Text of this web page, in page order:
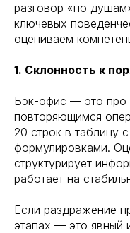
разговор «по
ключевых
оцениваем
1. Склонность к
Бэк-офис — это про
повторяющимся
20 строк в таблицу
формулировками.
структурирует
работает на
Если раздражение
этапах — это явный